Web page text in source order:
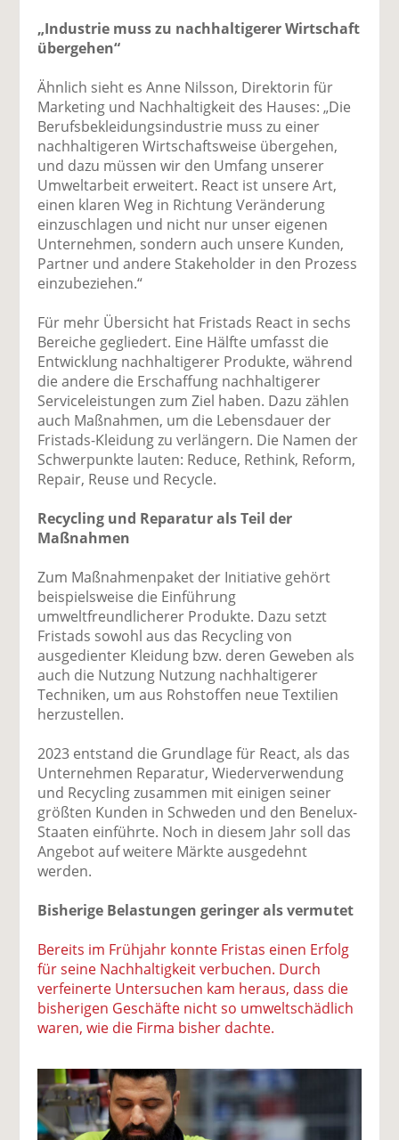
„Industrie muss zu nachhaltigerer Wirtschaft
übergehen“
Ähnlich sieht es Anne Nilsson, Direktorin für
Marketing und Nachhaltigkeit des Hauses: „Die
Berufsbekleidungsindustrie muss zu einer
nachhaltigeren Wirtschaftsweise übergehen,
und dazu müssen wir den Umfang unserer
Umweltarbeit erweitert. React ist unsere Art,
einen klaren Weg in Richtung Veränderung
einzuschlagen und nicht nur unser eigenen
Unternehmen, sondern auch unsere Kunden,
Partner und andere Stakeholder in den Prozess
einzubeziehen.“
Für mehr Übersicht hat Fristads React in sechs
Bereiche gegliedert. Eine Hälfte umfasst die
Entwicklung nachhaltigerer Produkte, während
die andere die Erschaffung nachhaltigerer
Serviceleistungen zum Ziel haben. Dazu zählen
auch Maßnahmen, um die Lebensdauer der
Fristads-Kleidung zu verlängern. Die Namen der
Schwerpunkte lauten: Reduce, Rethink, Reform,
Repair, Reuse und Recycle.
Recycling und Reparatur als Teil der
Maßnahmen
Zum Maßnahmenpaket der Initiative gehört
beispielsweise die Einführung
umweltfreundlicherer Produkte. Dazu setzt
Fristads sowohl aus das Recycling von
ausgedienter Kleidung bzw. deren Geweben als
auch die Nutzung Nutzung nachhaltigerer
Techniken, um aus Rohstoffen neue Textilien
herzustellen.
2023 entstand die Grundlage für React, als das
Unternehmen Reparatur, Wiederverwendung
und Recycling zusammen mit einigen seiner
größten Kunden in Schweden und den Benelux-
Staaten einführte. Noch in diesem Jahr soll das
Angebot auf weitere Märkte ausgedehnt
werden.
Bisherige Belastungen geringer als vermutet
Bereits im Frühjahr konnte Fristas einen Erfolg
für seine Nachhaltigkeit verbuchen. Durch
verfeinerte Untersuchen kam heraus, dass die
bisherigen Geschäfte nicht so umweltschädlich
waren, wie die Firma bisher dachte.